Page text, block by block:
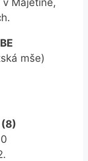
mše)
(8)